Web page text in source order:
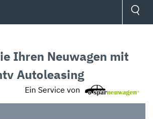
Ihren Neuwagen mit
Autoleasing
Ein Service von